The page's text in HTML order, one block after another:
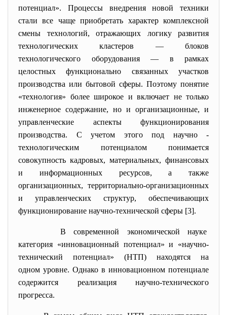
потенциал». Процессы внедрения новой техники
стали все чаще приобретать характер комплексной
смены технологий, отражающих логику развития
технологических кластеров — блоков
технологического оборудования — в рамках
целостных функционально связанных участков
производства или бытовой сферы. Поэтому понятие
«технология» более широкое и включает не только
инженерное содержание, но и организационные, и
управленческие аспекты функционирования
производства. С учетом этого под научно -
технологическим потенциалом понимается
совокупность кадровых, материальных, финансовых
и информационных ресурсов, а также
организационных, территориально-организационных
и управленческих структур, обеспечивающих
функционирование научно-технической сферы [3].
В современной экономической науке
категория «инновационный потенциал» и «научно-
технический потенциал» (НТП) находятся на
одном уровне. Однако в инновационном потенциале
содержится реализация научно-технического
прогресса.